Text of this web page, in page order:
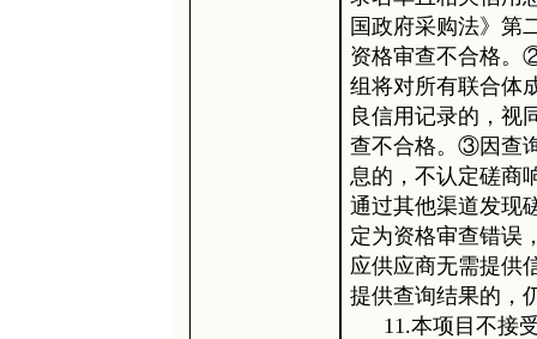
国政府采购法》第
资格审查不合格。
组将对所有联合体
良信用记录的，视
查不合格。③因查
息的，不认定磋商
通过其他渠道发现
定为资格审查错误
应供应商无需提供
提供查询结果的，
11.本项目不接